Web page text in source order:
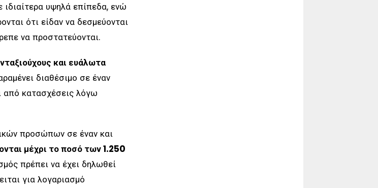
ιδιαίτερα υψηλά επίπεδα, ενώ
ότι είδαν να δεσμεύονται
να προστατεύονται.
και ευάλωτα
διαθέσιμο σε έναν
από κατασχέσεις λόγω
προσώπων σε έναν και
μέχρι το ποσό των 1.250
πρέπει να έχει δηλωθεί
για λογαριασμό